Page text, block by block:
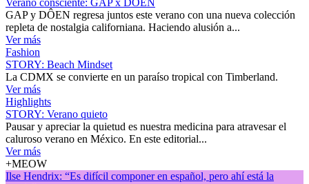
Verano consciente: GAP x DÔEN
GAP y DÔEN regresa juntos este verano con una nueva colección
repleta de nostalgia californiana. Haciendo alusión a...
Ver más
Fashion
STORY: Beach Mindset
La CDMX se convierte en un paraíso tropical con Timberland.
Ver más
Highlights
STORY: Verano quieto
Pausar y apreciar la quietud es nuestra medicina para atravesar el
caluroso verano en México. En este editorial...
Ver más
+MEOW
Ilse Hendrix: “Es difícil componer en español, pero ahí está la